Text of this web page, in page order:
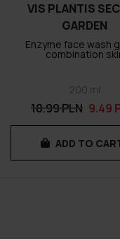
VIS PLANTIS
GARDEN
Enzyme face wash
combination
200 ml
18.99 PLN 9.49
ADD TO